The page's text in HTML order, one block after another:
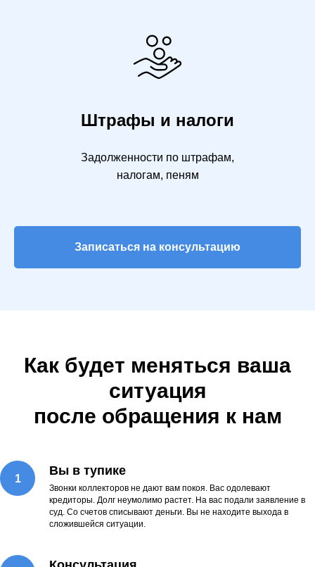
Штрафы и налоги
Задолженности по штрафам,
налогам, пеням
Записаться на консультацию
Как будет меняться ваша
ситуация
после обращения к нам
Вы в тупике
Звонки коллекторов не дают вам покоя. Вас одолевают
кредиторы. Долг неумолимо растет. На вас подали заявление в
суд. Со счетов списывают деньги. Вы не находите выхода в
сложившейся ситуации.